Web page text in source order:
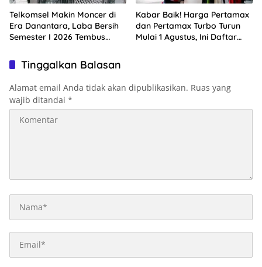
Telkomsel Makin Moncer di
Era Danantara, Laba Bersih
Semester I 2026 Tembus
Kabar Baik! Harga Pertamax
dan Pertamax Turbo Turun
Mulai 1 Agustus, Ini Daftar
Tinggalkan Balasan
Alamat email Anda tidak akan dipublikasikan. Ruas yang
wajib ditandai *